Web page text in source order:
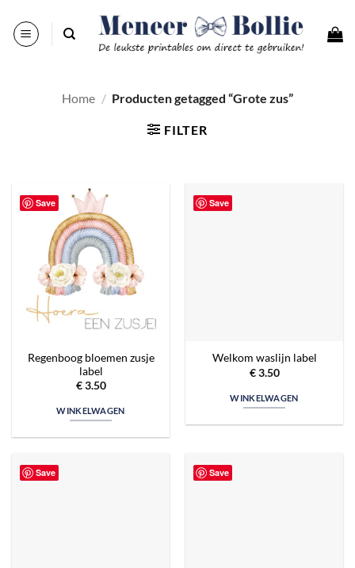
naar
inhoud
Home / Producten getagged “Grote zus”
FILTER
Save
Regenboog bloemen zusje
label
€3.50
WINKELWAGEN
Save
Welkom waslijn label
€3.50
WINKELWAGEN
Save Save